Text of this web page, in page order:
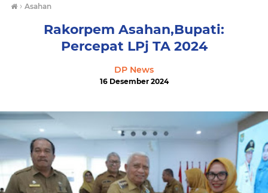
› Asahan
Rakorpem Asahan,Bupati:
Percepat LPj TA 2024
DP News
16 Desember 2024